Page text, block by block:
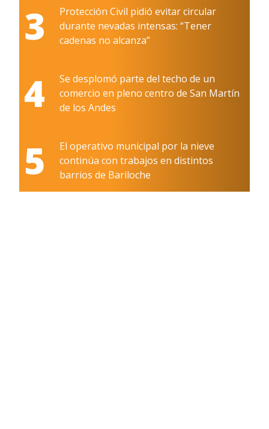
3
Protección Civil pidió evitar circular
durante nevadas intensas: “Tener
cadenas no alcanza”
4
Se desplomó parte del techo de un
comercio en pleno centro de San Martín
de los Andes
5
El operativo municipal por la nieve
continúa con trabajos en distintos
barrios de Bariloche